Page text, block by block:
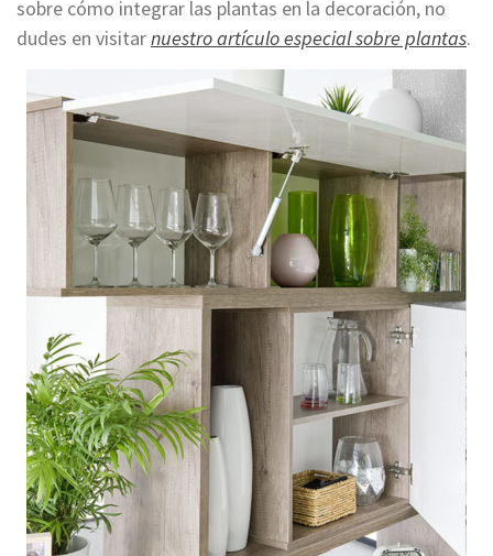
sobre cómo integrar las plantas en la decoración, no
dudes en visitarnuestro artículo especial sobre plantas.